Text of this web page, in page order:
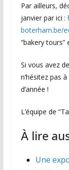
Par ailleurs,
janvier par ici :
boterham.be/
“bakery tours”
Si vous avez
n’hésitez pas
d’année !
L’équipe de
À lire
Une